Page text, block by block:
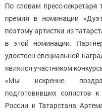
По словам пресс-
премия в номинации
поэтому артистки из
в этой номинации.
удостоен специальной
являлся участником
«Мы искренне
подготовивших солистов
России и Татарстана